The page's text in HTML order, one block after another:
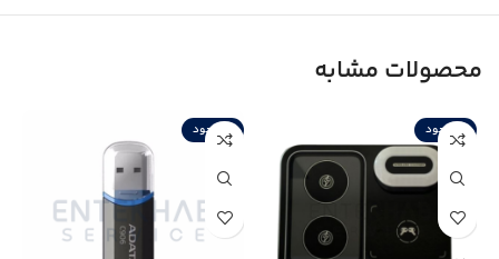
محصولات مشابه
ناموجود ناموجود